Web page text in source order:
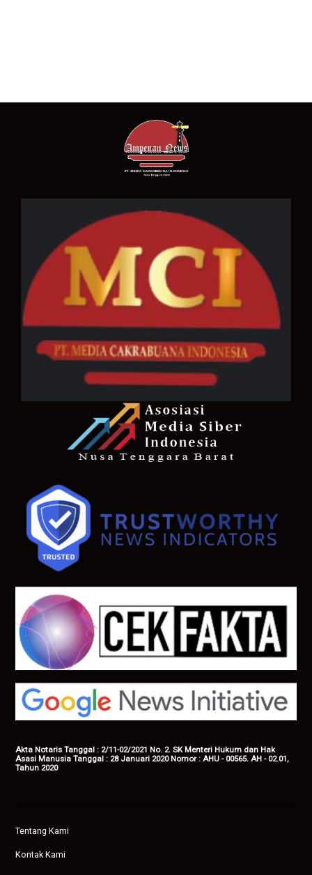
Akta Notaris Tanggal : 2/11-02/2021 No. 2. SK Menteri Hukum dan Hak
Asasi Manusia Tanggal : 28 Januari 2020 Nomor : AHU - 00565. AH - 02.01,
Tahun 2020
Tentang Kami
Kontak Kami